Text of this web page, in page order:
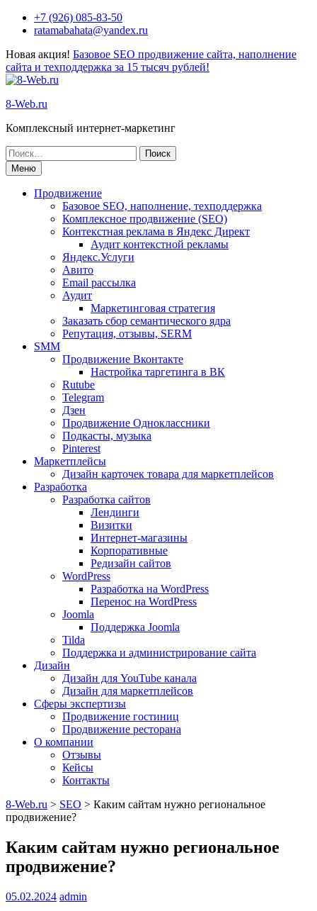
Перейти+7 (926) 085-83-50
ratamabahata@yandex.ru
Новая акция! Базовое SEO продвижение сайта, наполнение
сайта и техподдержка за 15 тысяч рублей!
8-Web.ru
Комплексный интернет-маркетинг
Поиск
по:Меню
Продвижение
Базовое SEO, наполнение, техподдержка
Комплексное продвижение (SEO)
Контекстная реклама в Яндекс Директ
Аудит контекстной рекламы
Яндекс.Услуги
Авито
Email рассылка
Аудит
Маркетинговая стратегия
Заказать сбор семантического ядра
Репутация, отзывы, SERM
SMM
Продвижение Вконтакте
Настройка таргетинга в ВК
Rutube
Telegram
Дзен
Продвижение Одноклассники
Подкасты, музыка
Pinterest
Маркетплейсы
Дизайн карточек товара для маркетплейсов
Разработка
Разработка сайтов
Лендинги
Визитки
Интернет-магазины
Корпоративные
Редизайн сайтов
WordPress
Разработка на WordPress
Перенос на WordPress
Joomla
Поддержка Joomla
Tilda
Поддержка и администрирование сайта
Дизайн
Дизайн для YouTube канала
Дизайн для маркетплейсов
Сферы экспертизы
Продвижение гостиниц
Продвижение ресторана
О компании
Отзывы
Кейсы
Контакты
8-Web.ru > SEO > Каким сайтам нужно региональное
продвижение?
Каким сайтам нужно региональное
продвижение?
05.02.2024 admin